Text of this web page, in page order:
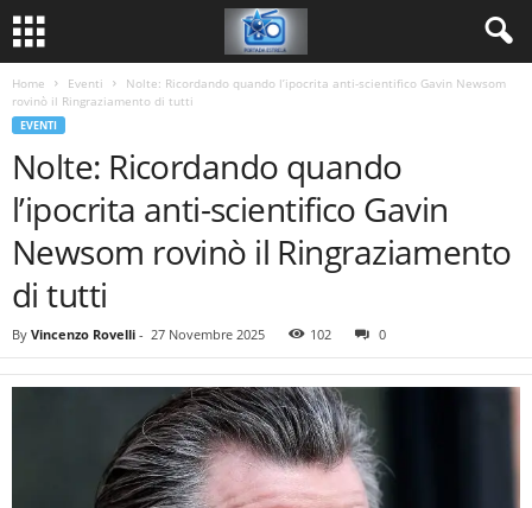
Home Eventi
Nolte: Ricordando quando l’ipocrita anti-scientifico Gavin Newsom
rovinò il Ringraziamento di tutti
EVENTI
Nolte: Ricordando quando
l’ipocrita anti-scientifico Gavin
Newsom rovinò il Ringraziamento
di tutti
By Vincenzo Rovelli - 27 Novembre 2025 102 0